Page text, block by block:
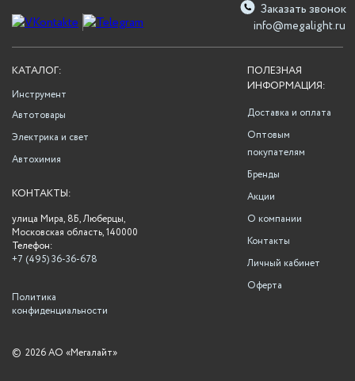
info@megalight.ru
Заказать звонок
ПОЛЕЗНАЯ
ИНФОРМАЦИЯ:
Доставка и оплата
Оптовым
покупателям
Бренды
Акции
О компании
Контакты
Личный кабинет
Оферта
КАТАЛОГ:
Инструмент
Автотовары
Электрика и свет
Автохимия
КОНТАКТЫ:
улица Мира, 8Б, Люберцы,
Московская область, 140000
Телефон:
+7 (495) 36-36-678
Политика
конфиденциальности
© 2026 АО «Мегалайт»